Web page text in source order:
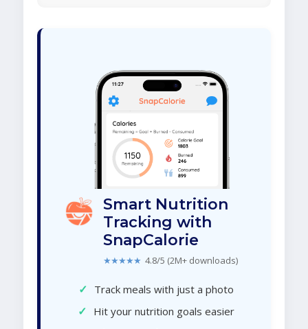
Smart Nutrition
Tracking with
SnapCalorie
★★★★★ 4.8/5 (2M+ downloads)
✓ Track meals with just a photo
✓ Hit your nutrition goals easier